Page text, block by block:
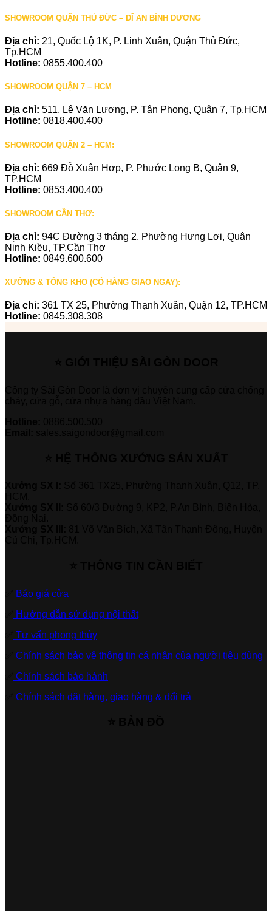
SHOWROOM QUẬN THỦ ĐỨC – DĨ AN BÌNH DƯƠNG
Địa chỉ: 21, Quốc Lộ 1K, P. Linh Xuân, Quận Thủ Đức,
Tp.HCM
Hotline: 0855.400.400
SHOWROOM QUẬN 7 – HCM
Địa chỉ: 511, Lê Văn Lương, P. Tân Phong, Quận 7, Tp.HCM
Hotline: 0818.400.400
SHOWROOM QUẬN 2 – HCM:
Địa chỉ: 669 Đỗ Xuân Hợp, P. Phước Long B, Quận 9,
TP.HCM
Hotline: 0853.400.400
SHOWROOM CẦN THƠ:
Địa chỉ: 94C Đường 3 tháng 2, Phường Hưng Lợi, Quận
Ninh Kiều, TP.Cần Thơ
Hotline: 0849.600.600
XƯỞNG & TỔNG KHO (CÓ HÀNG GIAO NGAY):
Địa chỉ: 361 TX 25, Phường Thạnh Xuân, Quận 12, TP.HCM
Hotline: 0845.308.308
Báo giá cửa
Hướng dẫn sử dụng nội thất
Tư vấn phong thủy
Chính sách bảo vệ thông tin cá nhân của người tiêu dùng
Chính sách bảo hành
Chính sách đặt hàng, giao hàng & đổi trả